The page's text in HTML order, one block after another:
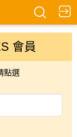
會員
點選